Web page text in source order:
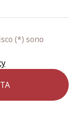
(*) sono